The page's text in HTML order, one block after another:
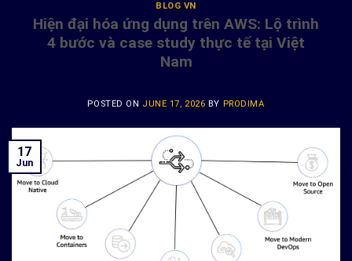
BLOG VN
Hiện đại hóa ứng dụng trên AWS: Lộ trình
4 bước và case study thực tế tại Việt
Nam
POSTED ON JUNE 17, 2026 BY PRODIMA
17
Jun